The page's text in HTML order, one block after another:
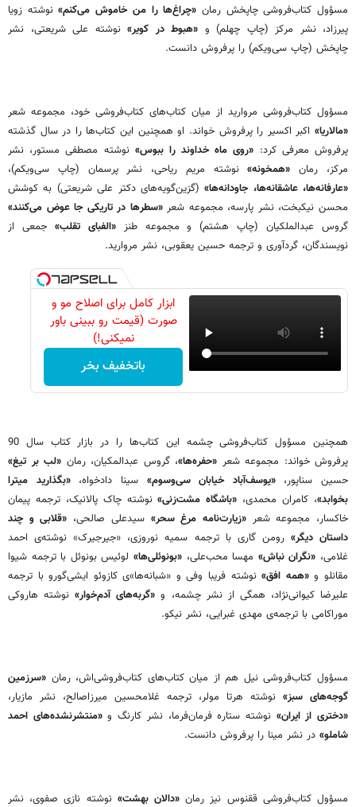
مسؤول کتاب‌فروشی چاپخش رمان «چراغ‌ها را من خاموش می‌کنم»نوشته‌ زویا
پیرزاد، نشر مرکز (چاپ چهلم) و «هبوط در کویر» نوشته‌ علی شریعتی، نشر
چاپخش (چاپ سی‌ویکم) را پرفروش دانست.
مسؤول کتاب‌فروشی مروارید از میان کتاب‌های کتاب‌فروشی خود، مجموعه‌ شعر
«مالاریا»‌ اکبر اکسیر را پرفروش ‌خواند. او همچنین این کتاب‌ها را در سال گذشته
پرفروش معرفی ‌کرد: «روی ماه خداوند را ببوس» نوشته‌ مصطفی مستور، نشر
مرکز، رمان «همخونه» نوشته‌ مریم ریاحی، نشر پرسمان (چاپ سی‌ویکم)،
«عارفانه‌ها، عاشقانه‌ها، جاودانه‌ها»(گزین‌گویه‌های دکتر علی شریعتی) به کوشش
محسن نیکبخت، نشر پارسه، مجموعه‌ شعر«سطر‌ها در تاریکی جا عوض می‌کنند»
گروس عبدالملکیان (چاپ هشتم) و مجموعه‌ طنز«الفبای تقلب» جمعی از
نویسندگان، گردآوری و ترجمه‌ حسین یعقوبی، نشر مروارید.
ابزار کامل برای اصلاح مو و
صورت (قیمت رو ببینی باور
نمیکنی!)
باتخفیف بخر
همچنین مسؤول کتاب‌فروشی چشمه این کتاب‌ها را در بازار کتاب سال 90
پرفروش خواند: مجموعه‌ شعر «حفره‌ها»، گروس عبدالمکیان، رمان «لب بر تیغ»
حسین سناپور،«یوسف‌آباد خیابان سی‌وسوم»سینا دادخواه،«بگذارید میترا
بخوابد»‌، کامران محمدی، «باشگاه مشت‌زنی»نوشته‌ چاک پالانیک، ترجمه‌ پیمان
خاکسار، مجموعه شعر«زیارت‌نامه‌ مرغ سحر» سیدعلی صالحی، «قلابی و چند
داستان دیگر» رومن گاری با ترجمه‌ سمیه نوروزی،‌ «جیرجیرک» نوشته‌ی احمد
غلامی، «نگران نباش» مهسا محب‌علی، «بونوئلی‌ها» لوئیس بونوئل با ترجمه‌ شیوا
مقانلو و«همه‌ افق»نوشته‌ فریبا وفی و «شبانه‌ها»ی کازوئو ایشی‌گورو با ترجمه‌
علیرضا کیوانی‌نژاد، همگی از نشر چشمه، و «گربه‌های آدم‌خوار»نوشته‌ هاروکی
موراکامی با ترجمه‌ی مهدی غبرایی، نشر نیکو.
مسؤول کتاب‌فروشی نیل هم از میان کتاب‌های کتاب‌‌فروشی‌اش، رمان «سرزمین‌
گوجه‌های سبز» نوشته هرتا مولر، ترجمه‌ غلامحسین میرزاصالح، نشر مازیار،
«دختری از ایران» نوشته‌ ستاره فرمان‌فرما، نشر کارنگ و«منتشرنشده‌های احمد
شاملو» در نشر مینا را پرفروش دانست.
مسؤول کتاب‌فروشی ققنوس نیز رمان«دالان بهشت» نوشته‌ نازی صفوی، نشر